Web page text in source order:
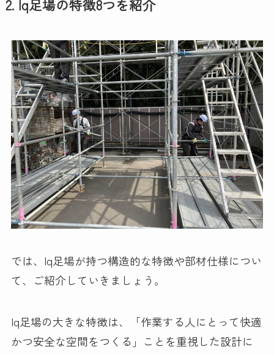
2. Iq足場の特徴8つを紹介
では、Iq足場が持つ構造的な特徴や部材仕様につい
て、ご紹介していきましょう。
Iq足場の大きな特徴は、「作業する人にとって快適
かつ安全な空間をつくる」ことを重視した設計に